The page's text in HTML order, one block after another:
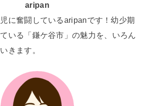
aripan
に奮闘しているaripanです！幼少期
いる「鎌ケ谷市」の魅力を、いろん
きます。